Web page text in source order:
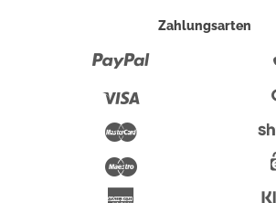
Zahlungsarten
Maestro